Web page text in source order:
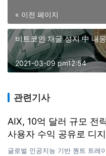
« 이전 페이지
비트코인 채굴 성지 中 내
2021-03-09 pm12:54
관련기사
AIX, 10억 달러 규모 전
사용자 수익 공유로 디
글로벌 인공지능 기반 퀀트 트레